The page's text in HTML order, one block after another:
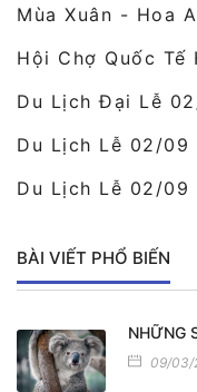
Mùa Xuân - Hoa
Hội Chợ Quốc Tế
Du Lịch Đại Lễ
Du Lịch Lễ 02/09
Du Lịch Lễ 02/09
BÀI VIẾT PHỔ BIẾN
NHỮNG
09/03/